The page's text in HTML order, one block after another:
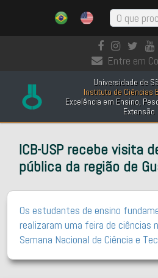
Entre em
Universidade de
Instituto de Ciências
Excelência em Ensino,
Extensão
ICB-USP recebe visita
pública da região de
Os estudantes de ensino
realizaram uma feira de ciências
Semana Nacional de Ciência e